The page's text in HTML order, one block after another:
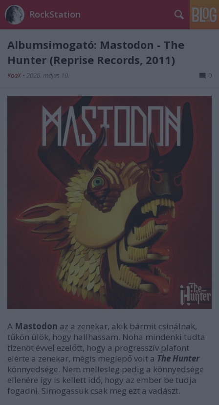
RockStation
Albumsimogató: Mastodon - The
Hunter (Reprise Records, 2011)
KoaX • 2026. május 10. 0
A Mastodon az a zenekar, akik bármit csinálnak,
tűkön ülök, hogy hallhassam. Noha mindenki tudta
tizenöt évvel ezelőtt, hogy a progresszív plafont
elérte a zenekar, mégis meglepő volt a The Hunter
könnyedsége. Nem mellesleg pedig a könnyedsége
ellenére így is kellett idő, hogy az ember be tudja
fogadni. Simogassuk csak meg ezt a vadászt.